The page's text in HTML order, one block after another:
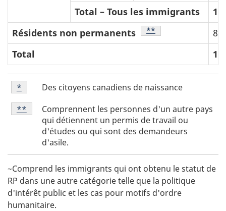
Total – Tous les immigrants
Résidents non permanents
Note de bas de page
**
Total
N
o
t
d
e
b
a
Note
de
bas
de
Des citoyens canadiens de naissance
Retour à la référence de la note de bas de page
*
Note
de
Comprennent les personnes d'un autre pays
qui détiennent un permis de travail ou
d'études ou qui sont des demandeurs
d'asile.
Retour à la référence de la note de bas de page
**
~Comprend les immigrants qui ont obtenu le statut de
RP dans une autre catégorie telle que la politique
d'intérêt public et les cas pour motifs d'ordre
humanitaire.